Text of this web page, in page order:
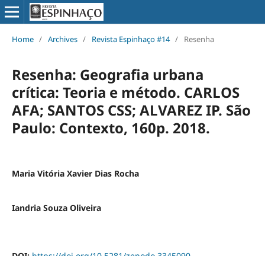
Home / Archives / Revista Espinhaço #14 / Resenha
Resenha: Geografia urbana
crítica: Teoria e método. CARLOS
AFA; SANTOS CSS; ALVAREZ IP. São
Paulo: Contexto, 160p. 2018.
Maria Vitória Xavier Dias Rocha
Iandria Souza Oliveira